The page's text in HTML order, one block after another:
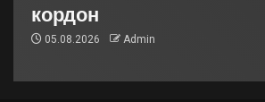
кордон
05.08.2026 Admin